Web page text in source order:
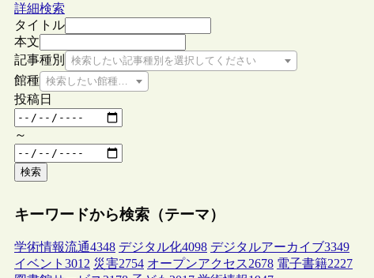
詳細検索
タイトル
本文
記事種別
検索したい記事種別を選択してください
館種 検索したい館種を選択してください
投稿日
～
検索
キーワードから検索（テーマ）
学術情報流通4348 デジタル化4098 デジタルアーカイブ3349
イベント 3012 災害2754 オープンアクセス2678 電子書籍2227